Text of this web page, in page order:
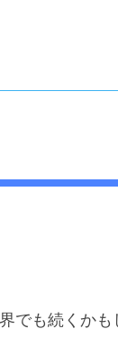
でも続くかも